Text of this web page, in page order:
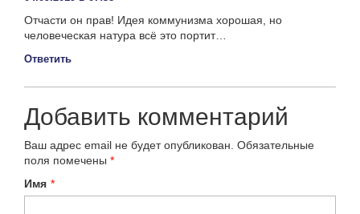
Отчасти он прав! Идея коммунизма хорошая, но
человеческая натура всё это портит…
Ответить
Добавить комментарий
Ваш адрес email не будет опубликован. Обязательные
поля помечены *
Имя *